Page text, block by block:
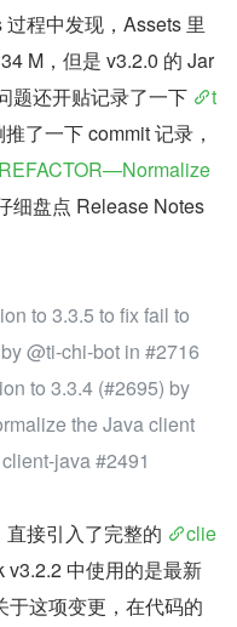
程中发现，Assets 里
M，但是 v3.2.0 的 Jar
题还开贴记录了一下
t
了一下 commit 记录，
细盘点 Release Notes
to 3.3.5 to fix fail to
@ti-chi-bot in #2716
to 3.3.4 (#2695) by
the Java client
java #2491
接引入了完整的
clie
中使用的是最新
于这项变更，在代码的